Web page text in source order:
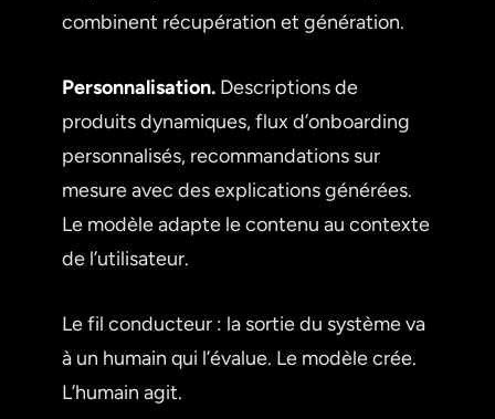
combinent récupération et génération.
Personnalisation. Descriptions de
produits dynamiques, flux d’onboarding
personnalisés, recommandations sur
mesure avec des explications générées.
Le modèle adapte le contenu au contexte
de l’utilisateur.
Le fil conducteur : la sortie du système va
à un humain qui l’évalue. Le modèle crée.
L’humain agit.